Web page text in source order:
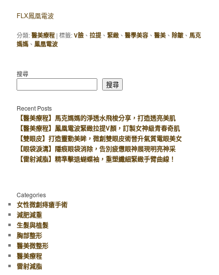
FLX鳳凰電波
分類:醫美療程 |標籤:V臉 、拉提 、 緊緻 、醫學美容 、醫美 、 除皺 、 馬克
媽媽 、 鳳凰電波
搜尋
搜尋
Recent Posts
【醫美療程】馬克媽媽的淨透水飛梭分享，打造透亮美肌
【醫美療程】鳳凰電波緊緻拉提V顏，訂製女神級青春奇肌
【雙眼皮】打造靈動美眸，微創雙眼皮術晉升氣質電眼美女
【眼袋淚溝】隱痕眼袋消除，告別疲憊眼神展現明亮神采
【雷射減脂】精準擊退蝴蝶袖，重塑纖細緊緻手臂曲線！
Categories
女性微創痔瘡手術
減肥減重
生髮與植髮
胸部整形
醫美微整形
醫美療程
雷射減脂